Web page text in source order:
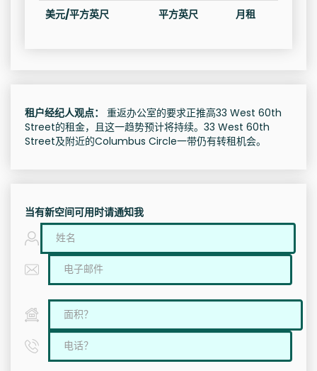
美元/平方英尺 平方英尺 月租
租户经纪人观点：
重返办公室的要求正推高33 West 60th
Street的租金，且这一趋势预计将持续。33 West 60th
Street及附近的Columbus Circle一带仍有转租机会。
当有新空间可用时请通知我